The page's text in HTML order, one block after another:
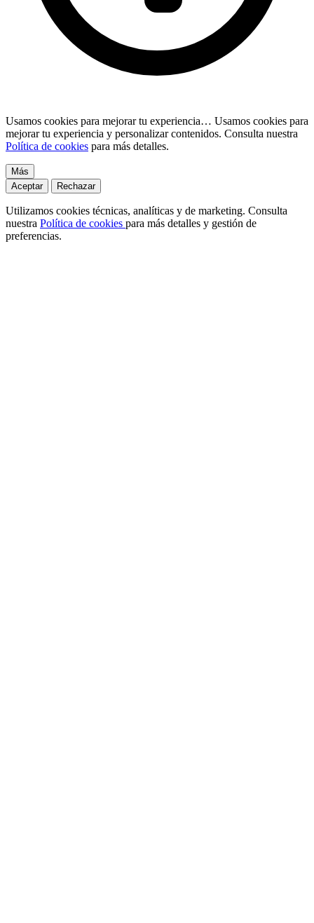
Usamos cookies para mejorar tu experiencia… Usamos cookies para
mejorar tu experiencia y personalizar contenidos. Consulta nuestra
Política de cookies para más detalles.
Más
Aceptar
Rechazar
Utilizamos cookies técnicas, analíticas y de marketing. Consulta
nuestra Política de cookies para más detalles y gestión de
preferencias.